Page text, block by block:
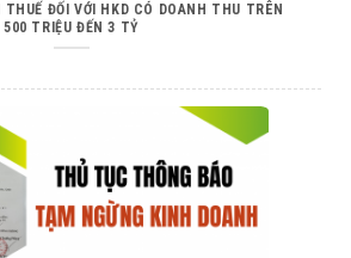
THUẾ ĐỐI VỚI HKD CÓ DOANH THU TRÊN
500 TRIỆU ĐẾN 3 TỶ